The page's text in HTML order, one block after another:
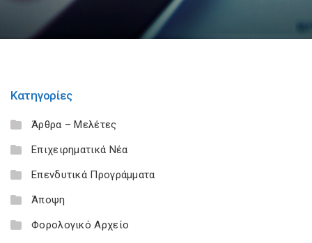
Κατηγορίες
Άρθρα – Μελέτες
Επιχειρηματικά Νέα
Επενδυτικά Προγράμματα
Άποψη
Φορολογικό Αρχείο